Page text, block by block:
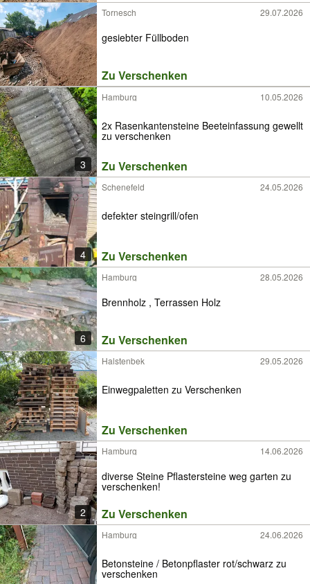
Tornesch 29.07.2026
gesiebter Füllboden
Zu Verschenken
3
Hamburg 10.05.2026
2x Rasenkantensteine Beeteinfassung gewellt
zu verschenken
Zu Verschenken
4
Schenefeld 24.05.2026
defekter steingrill/ofen
Zu Verschenken
6
Hamburg 28.05.2026
Brennholz , Terrassen Holz
Zu Verschenken
Halstenbek 29.05.2026
Einwegpaletten zu Verschenken
Zu Verschenken
2
Hamburg 14.06.2026
diverse Steine Pflastersteine weg garten zu
verschenken!
Zu Verschenken
Hamburg 24.06.2026
Betonsteine / Betonpflaster rot/schwarz zu
verschenken